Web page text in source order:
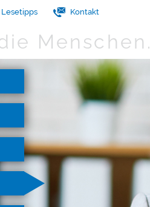
Lesetipps Kontakt
Menschen.